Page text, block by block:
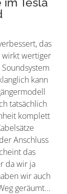
das
wirkt wertiger
kann
tatsächlich
komplett
Anschluss
das
da wir ja
wir auch
geräumt...